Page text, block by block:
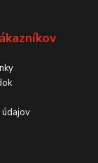
údajov